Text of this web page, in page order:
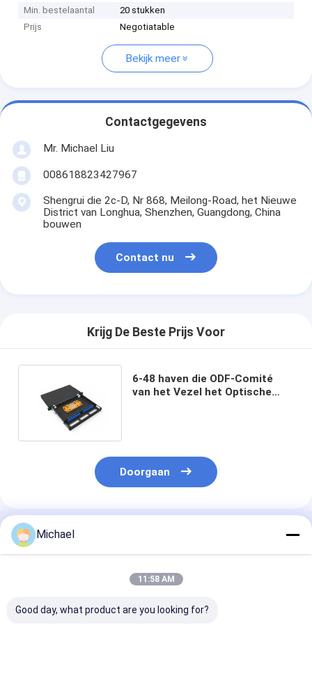
Min. bestelaantal
20 stukken
Prijs
Negotiatable
Bekijk meer
Contactgegevens
Mr. Michael Liu
008618823427967
Shengrui die 2c-D, Nr 868, Meilong-Road, het Nieuwe
District van Longhua, Shenzhen, Guangdong, China
bouwen
Contact nu
Krijg De Beste Prijs Voor
6-48 haven die ODF-Comité
van het Vezel het Optische
Doorgaan
Geadviseerde Producten
Michael
11:58 AM
Good day, what product are you looking for?